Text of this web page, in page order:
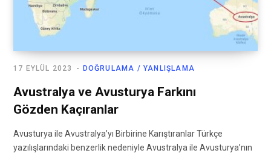
DOĞRULAMA / YANLIŞLAMA
17 EYLÜL 2023
Avustralya ve Avusturya Farkını
Gözden Kaçıranlar
Avusturya ile Avustralya’yı Birbirine Karıştıranlar Türkçe
yazılışlarındaki benzerlik nedeniyle Avustralya ile Avusturya’nın